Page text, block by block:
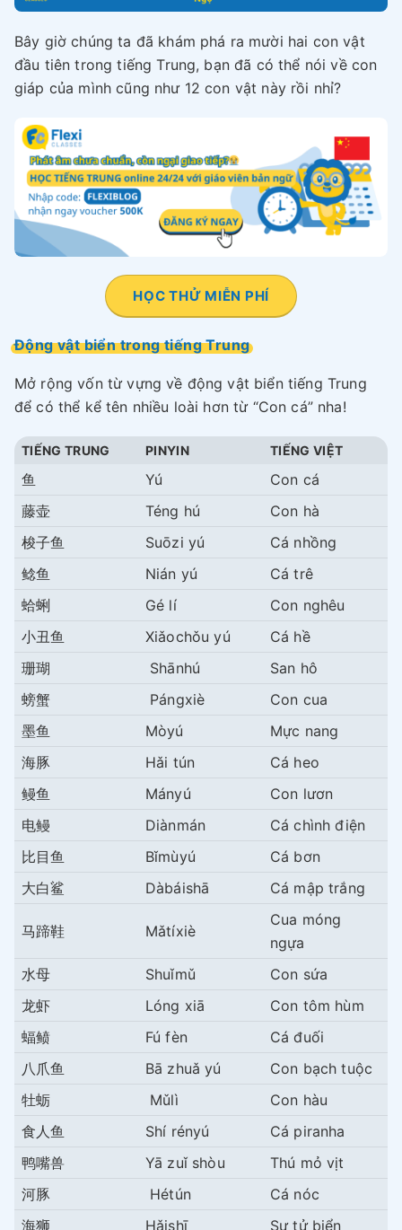
Bây giờ chúng ta đã khám phá ra mười hai con vật
đầu tiên trong tiếng Trung, bạn đã có thể nói về con
giáp của mình cũng như 12 con vật này rồi nhỉ?
HỌC THỬ MIỄN PHÍ
Động vật biển trong tiếng Trung
Mở rộng vốn từ vựng về động vật biển tiếng Trung
để có thể kể tên nhiều loài hơn từ “Con cá” nha!
TIẾNG TRUNG PINYIN TIẾNG VIỆT
鱼 Yú
Con cá
藤壶
Téng hú
Con hà
梭子鱼
Suōzi yú
Cá nhồng
鲶鱼
Nián yú
Cá trê
蛤蜊
Gé lí
Con nghêu
小丑鱼
Xiǎochǒu yú
Cá hề
珊瑚
Shānhú
San hô
螃蟹
Pángxiè
Con cua
墨鱼
Mòyú
Mực nang
海豚
Hǎi tún
Cá heo
鳗鱼
Mányú
Con lươn
电鳗
Diànmán
Cá chình điện
比目鱼
Bǐmùyú
Cá bơn
大白鲨
Dàbáishā Cá mập trắng
马蹄鞋 Mǎtíxiè
Cua móng
ngựa
水母
Shuǐmǔ
Con sứa
龙虾
Lóng xiā
Con tôm hùm
蝠鲼
Fú fèn
Cá đuối
八爪鱼
Bā zhuǎ yú
Con bạch tuộc
牡蛎
Mǔlì
Con hàu
食人鱼
Shí rényú
Cá piranha
鸭嘴兽
Yā zuǐ shòu
Thú mỏ vịt
河豚
Hétún
Cá nóc
海狮
Hǎishī Sư tử biển